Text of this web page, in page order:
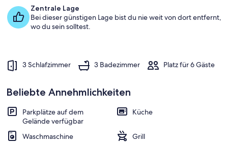
Zentrale Lage
Bei dieser günstigen Lage bist du nie weit von dort entfernt,
wo du sein solltest.
3 Schlafzimmer 3 Badezimmer Platz für 6 Gäste
Beliebte Annehmlichkeiten
Parkplätze auf dem
Gelände verfügbar
Küche
Waschmaschine
Grill